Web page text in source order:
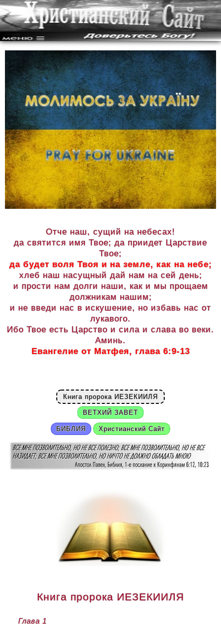
Отче наш, сущий на небесах!
да святится имя Твое; да приидет Царствие
Твое;
да будет воля Твоя и на земле, как на небе;
хлеб наш насущный дай нам на сей день;
и прости нам долги наши, как и мы прощаем
должникам нашим;
и не введи нас в искушение, но избавь нас от
лукавого.
Ибо Твое есть Царство и сила и слава во веки.
Аминь.
Евангелие от Матфея, глава 6:9-13
Книга пророка ИЕЗЕКИИЛЯ
ВЕТХИЙ ЗАВЕТ
БИБЛИЯ Христианский Сайт
Книга пророка ИЕЗЕКИИЛЯ
Глава 1